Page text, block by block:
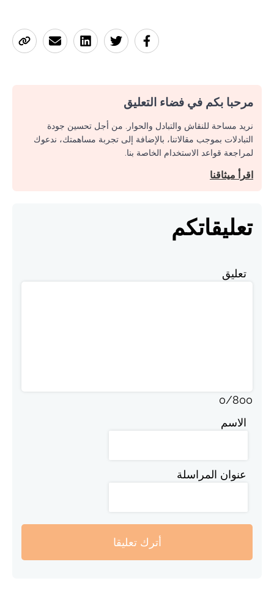
مرحبا بكم في فضاء التعليق
نريد مساحة للنقاش والتبادل والحوار. من أجل تحسين جودة
التبادلات بموجب مقالاتنا، بالإضافة إلى تجربة مساهمتك، ندعوك
لمراجعة قواعد الاستخدام الخاصة بنا.
اقرأ ميثاقنا
تعليقاتكم
تعليق
0/800
الاسم
عنوان المراسلة
أترك تعليقا